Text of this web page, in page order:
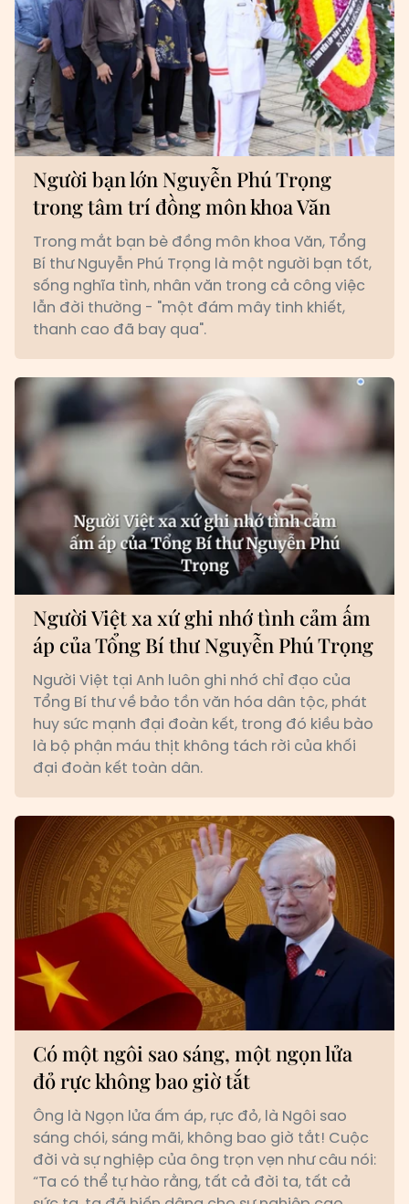
Người bạn lớn Nguyễn Phú Trọng
trong tâm trí đồng môn khoa Văn
Trong mắt bạn bè đồng môn khoa Văn, Tổng
Bí thư Nguyễn Phú Trọng là một người bạn tốt,
sống nghĩa tình, nhân văn trong cả công việc
lẫn đời thường - "một đám mây tinh khiết,
thanh cao đã bay qua".
Người Việt xa xứ ghi nhớ tình cảm ấm
áp của Tổng Bí thư Nguyễn Phú Trọng
Người Việt tại Anh luôn ghi nhớ chỉ đạo của
Tổng Bí thư về bảo tồn văn hóa dân tộc, phát
huy sức mạnh đại đoàn kết, trong đó kiều bào
là bộ phận máu thịt không tách rời của khối
đại đoàn kết toàn dân.
Có một ngôi sao sáng, một ngọn lửa
đỏ rực không bao giờ tắt
Ông là Ngọn lửa ấm áp, rực đỏ, là Ngôi sao
sáng chói, sáng mãi, không bao giờ tắt! Cuộc
đời và sự nghiệp của ông trọn vẹn như câu nói:
“Ta có thể tự hào rằng, tất cả đời ta, tất cả